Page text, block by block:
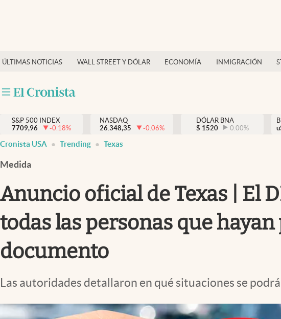
ÚLTIMAS NOTICIAS WALL STREET Y DÓLAR ECONOMÍA INMIGRACIÓN
Finanzas y economía
Inmigración
Trending
Streaming
PC y mobile
S&P 500 INDEX
7709,96
-0.18%
NASDAQ
26.348,35
-0.06%
DÓLAR BNA
$ 1520 0.00%
Cronista USA Trending Texas
Medida
Anuncio oficial de Texas | El
todas las personas que
documento
Las autoridades detallaron en qué situaciones se